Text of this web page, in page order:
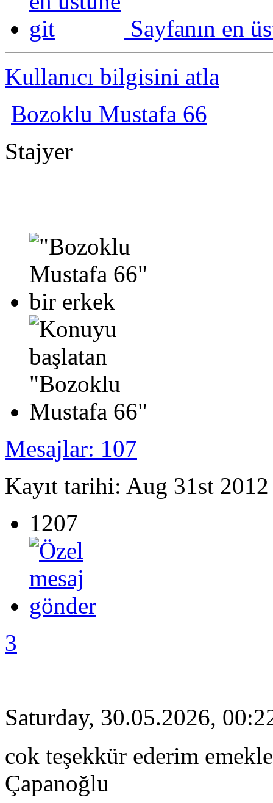
Sayfanın en
Kullanıcı bilgisini atla
Bozoklu Mustafa 66
Stajyer
Mesajlar: 107
Kayıt tarihi: Aug 31st 2012
1207
3
Saturday, 30.05.2026,
cok teşekkür ederim
Çapanoğlu